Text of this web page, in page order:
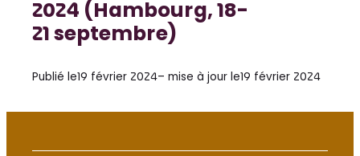
2024 (Hambourg, 18-
21 septembre)
Publié le19 février 2024– mise à jour le19 février 2024